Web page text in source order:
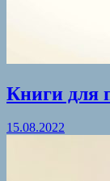
Книги для
15.08.2022